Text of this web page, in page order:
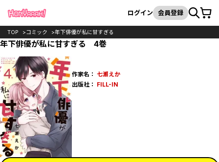
検索
ログイン 会員登録カート
TOP コミック 年下俳優が私に甘すぎる
年下俳優が私に甘すぎる 4巻
作家名： 七瀬えか
出版社： FILL-IN